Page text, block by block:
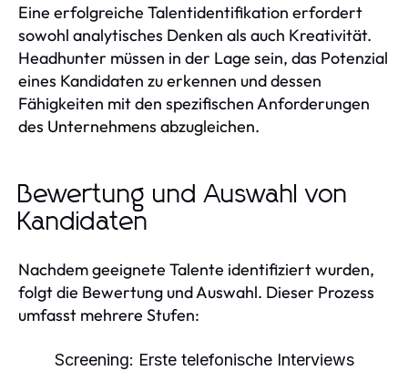
Eine erfolgreiche Talentidentifikation erfordert
sowohl analytisches Denken als auch Kreativität.
Headhunter müssen in der Lage sein, das Potenzial
eines Kandidaten zu erkennen und dessen
Fähigkeiten mit den spezifischen Anforderungen
des Unternehmens abzugleichen.
Bewertung und Auswahl von
Kandidaten
Nachdem geeignete Talente identifiziert wurden,
folgt die Bewertung und Auswahl. Dieser Prozess
umfasst mehrere Stufen:
Screening: Erste telefonische Interviews